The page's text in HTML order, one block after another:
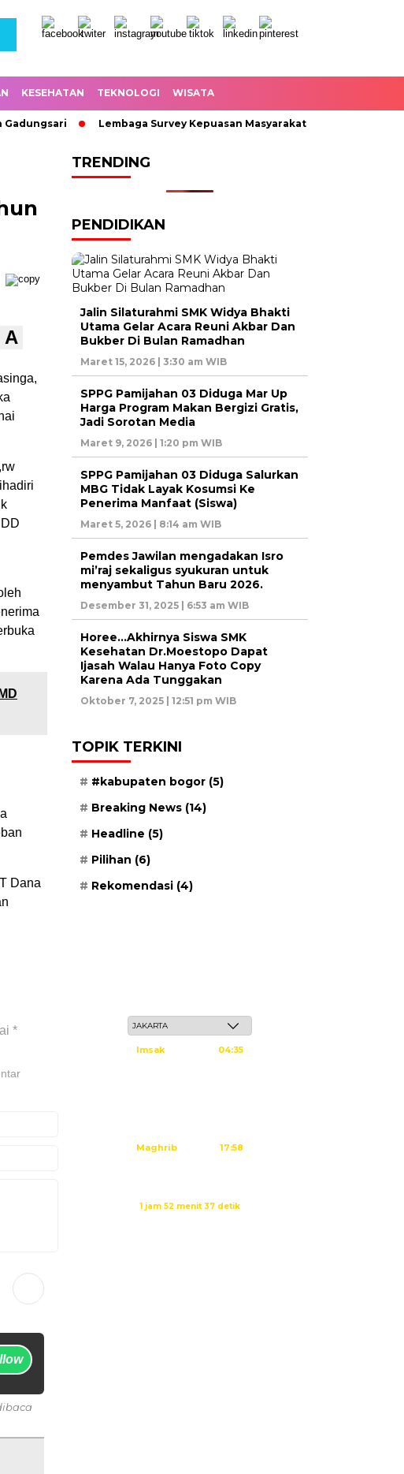
KESEHATAN TEKNOLOGI WISATA
Lembaga Survey Kepuasan Masyarakat Angkat Suara Jalan
A
Dana
*
TRENDING
PENDIDIKAN
Jalin Silaturahmi SMK Widya Bhakti
Utama Gelar Acara Reuni Akbar Dan
Bukber Di Bulan Ramadhan
Maret 15, 2026 | 3:30 am WIB
SPPG Pamijahan 03 Diduga Mar Up
Harga Program Makan Bergizi Gratis,
Jadi Sorotan Media
Maret 9, 2026 | 1:20 pm WIB
SPPG Pamijahan 03 Diduga Salurkan
MBG Tidak Layak Kosumsi Ke
Penerima Manfaat (Siswa)
Maret 5, 2026 | 8:14 am WIB
Pemdes Jawilan mengadakan Isro
mi’raj sekaligus syukuran untuk
menyambut Tahun Baru 2026.
Desember 31, 2025 | 6:53 am WIB
Horee…Akhirnya Siswa SMK
Kesehatan Dr.Moestopo Dapat
Ijasah Walau Hanya Foto Copy
Karena Ada Tunggakan
Oktober 7, 2025 | 12:51 pm WIB
TOPIK TERKINI
#kabupaten bogor (5)
Breaking News (14)
Headline (5)
Pilihan (6)
Rekomendasi (4)
Imsak 04:35
Maghrib 17:58
1 jam 52 menit 37 detik